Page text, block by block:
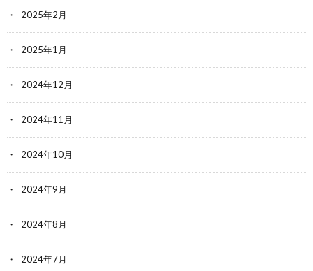
2025年2月
2025年1月
2024年12月
2024年11月
2024年10月
2024年9月
2024年8月
2024年7月